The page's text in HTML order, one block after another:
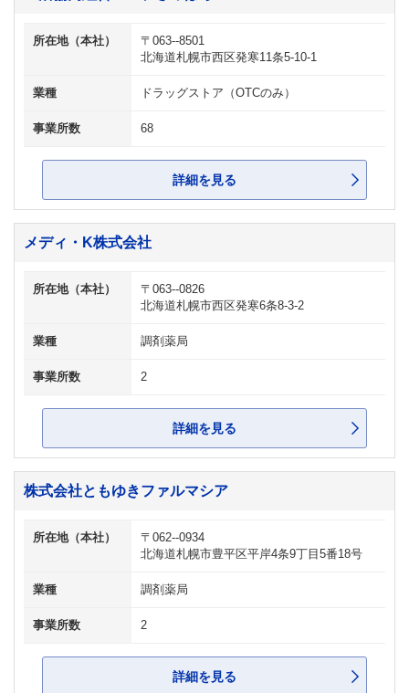
所在地（本社）
〒063--8501
北海道札幌市西区発寒11条5-10-1
業種 ドラッグストア（OTCのみ）
事業所数 68
詳細を見る
メディ・K株式会社
所在地（本社）
〒063--0826
北海道札幌市西区発寒6条8-3-2
業種 調剤薬局
事業所数 2
詳細を見る
株式会社ともゆきファルマシア
所在地（本社）
〒062--0934
北海道札幌市豊平区平岸4条9丁目5番18号
業種 調剤薬局
事業所数 2
詳細を見る